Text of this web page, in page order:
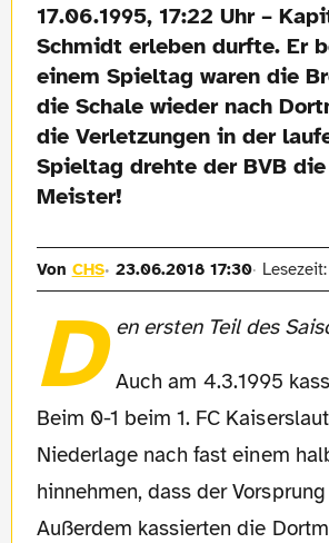
17.06.1995, 17:22 Uhr –
Schmidt erleben durfte. Er
einem Spieltag waren die
die Schale wieder nach
die Verletzungen in der
Spieltag drehte der BVB
Meister!
Von CHS 23.06.2018 17:30
D en ersten Teil des
Auch am 4.3.1995 kassierten die Borussen eine Niederlage.
Beim 0-1 beim 1. FC
Niederlage nach fast einem
hinnehmen, dass der
Außerdem kassierten die